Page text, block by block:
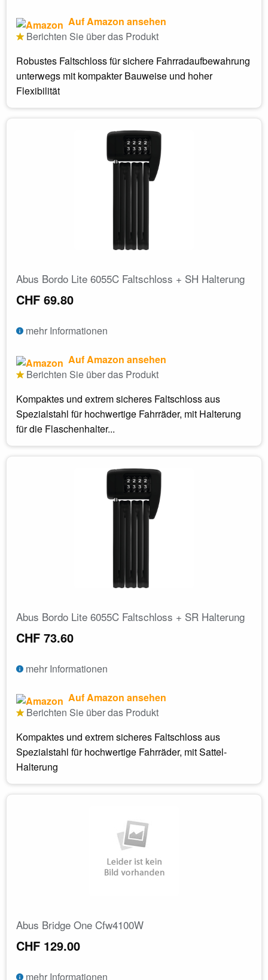
Auf Amazon ansehen
Berichten Sie über das Produkt
Robustes Faltschloss für sichere Fahrradaufbewahrung
unterwegs mit kompakter Bauweise und hoher
Flexibilität
Abus Bordo Lite 6055C Faltschloss + SH Halterung
CHF 69.80
mehr Informationen
Auf Amazon ansehen
Berichten Sie über das Produkt
Kompaktes und extrem sicheres Faltschloss aus
Spezialstahl für hochwertige Fahrräder, mit Halterung
für die Flaschenhalter...
Abus Bordo Lite 6055C Faltschloss + SR Halterung
CHF 73.60
mehr Informationen
Auf Amazon ansehen
Berichten Sie über das Produkt
Kompaktes und extrem sicheres Faltschloss aus
Spezialstahl für hochwertige Fahrräder, mit Sattel-
Halterung
Abus Bridge One Cfw4100W
CHF 129.00
mehr Informationen